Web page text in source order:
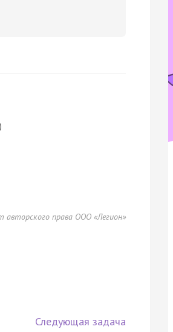
авторского права ООО «Легион»
Следующая задача